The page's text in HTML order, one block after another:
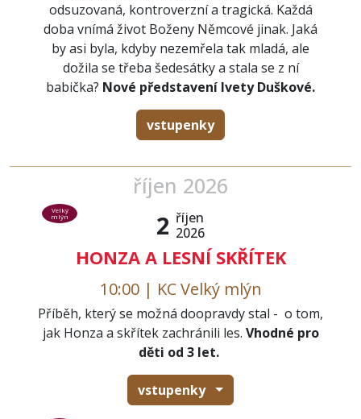
odsuzovaná, kontroverzní a tragická. Každá
doba vnímá život Boženy Němcové jinak. Jaká
by asi byla, kdyby nezemřela tak mladá, ale
dožila se třeba šedesátky a stala se z ní
babička? Nové představení Ivety Duškové.
vstupenky
říjen 2026
2 říjen
2026
HONZA A LESNÍ SKŘÍTEK
Velký
mlýn
10:00 | KC Velký mlýn
Příběh, který se možná doopravdy stal - o tom,
jak Honza a skřítek zachránili les. Vhodné pro
děti od 3 let.
vstupenky